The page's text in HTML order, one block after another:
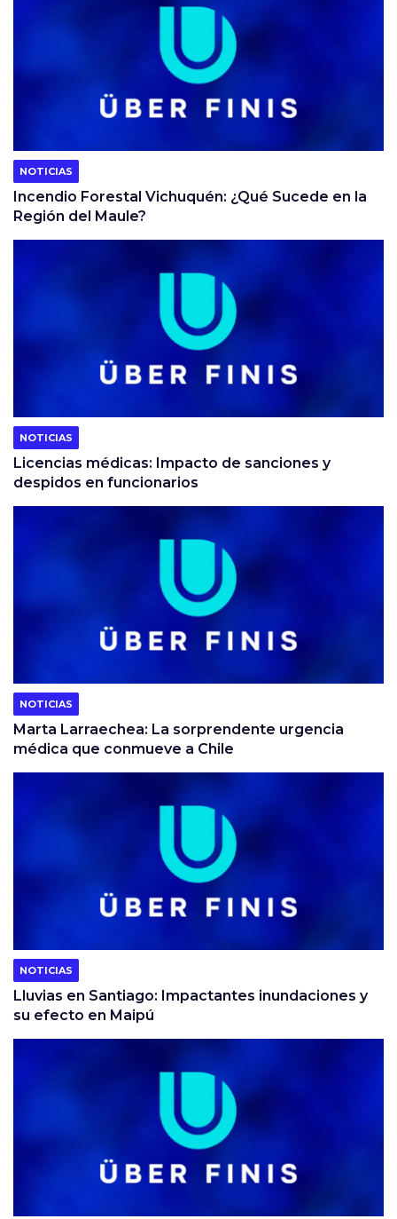
NOTICIAS
Incendio Forestal Vichuquén: ¿Qué Sucede en la
Región del Maule?
NOTICIAS
Licencias médicas: Impacto de sanciones y
despidos en funcionarios
NOTICIAS
Marta Larraechea: La sorprendente urgencia
médica que conmueve a Chile
NOTICIAS
Lluvias en Santiago: Impactantes inundaciones y
su efecto en Maipú